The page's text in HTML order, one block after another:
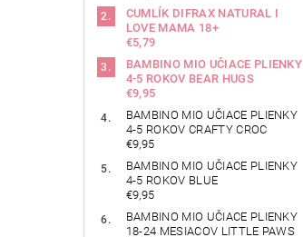
CUMLÍK DIFRAX NATURAL I
LOVE MAMA 18+
€5,79
BAMBINO MIO UČIACE PLIENKY
4-5 ROKOV BEAR HUGS
€9,95
BAMBINO MIO UČIACE PLIENKY
4-5 ROKOV CRAFTY CROC
€9,95
BAMBINO MIO UČIACE PLIENKY
4-5 ROKOV BLUE
€9,95
BAMBINO MIO UČIACE PLIENKY
18-24 MESIACOV LITTLE PAWS